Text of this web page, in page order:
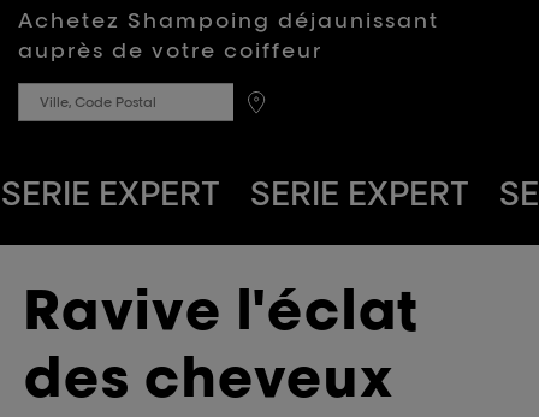
page.
Achetez Shampoing déjaunissant
auprès de votre coiffeur
SERIE EXPERT SERIE EXPERT
SE
Ravive l'éclat
des cheveux